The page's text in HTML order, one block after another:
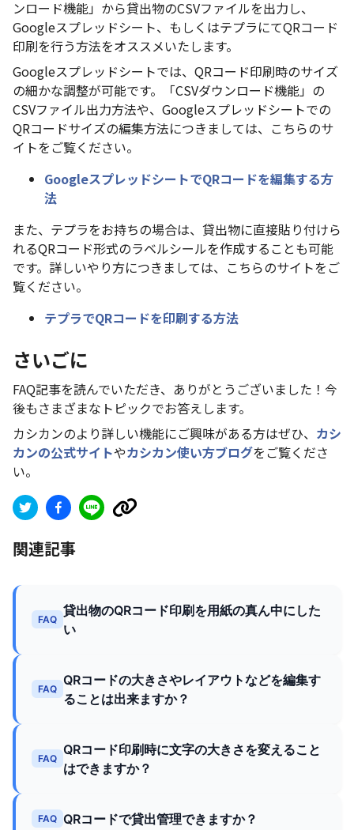
ンロード機能」から貸出物のCSVファイルを出力し、
Googleスプレッドシート、もしくはテプラにてQRコード
印刷を行う方法をオススメいたします。
Googleスプレッドシートでは、QRコード印刷時のサイズ
の細かな調整が可能です。「CSVダウンロード機能」の
CSVファイル出力方法や、Googleスプレッドシートでの
QRコードサイズの編集方法につきましては、こちらのサ
イトをご覧ください。
GoogleスプレッドシートでQRコードを編集する方
法
また、テプラをお持ちの場合は、貸出物に直接貼り付けら
れるQRコード形式のラベルシールを作成することも可能
です。詳しいやり方につきましては、こちらのサイトをご
覧ください。
テプラでQRコードを印刷する方法
さいごに
FAQ記事を読んでいただき、ありがとうございました！今
後もさまざまなトピックでお答えします。
カシカンのより詳しい機能にご興味がある方はぜひ、 カシ
カンの公式サイトやカシカン使い方ブログをご覧くださ
い。
関連記事
FAQ
貸出物のQRコード印刷を用紙の真ん中にした
い
FAQ
QRコードの大きさやレイアウトなどを編集す
ることは出来ますか？
FAQ
QRコード印刷時に文字の大きさを変えること
はできますか？
FAQ QRコードで貸出管理できますか？